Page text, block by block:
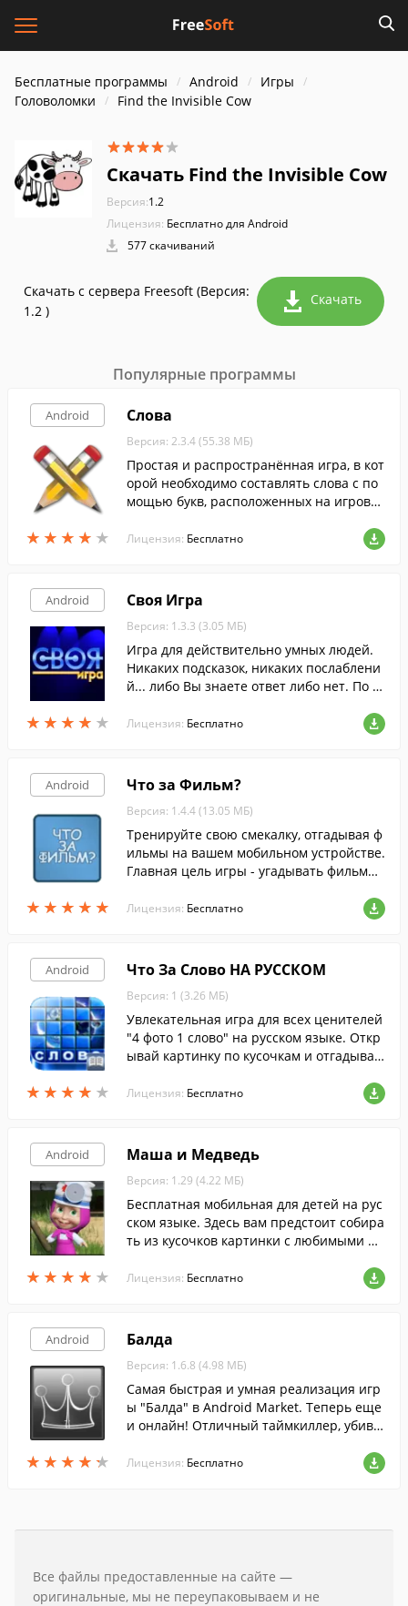
Бесплатные программы Android
Игры
Головоломки
Find the Invisible Cow
Скачать Find the Invisible Cow
Версия:1.2
Лицензия: Бесплатно для Android
577 скачиваний
Скачать с сервера Freesoft (Версия:
1.2 )
Скачать
Популярные программы
Android
★ ★ ★ ★ ★
★ ★ ★ ★ ★
Слова
Версия: 2.3.4 (55.38 МБ)
Простая и распространённая игра, в кот
орой необходимо составлять слова с по
мощью букв, расположенных на игрово
Лицензия: Бесплатно
Android
★ ★ ★ ★ ★
★ ★ ★ ★ ★
Своя Игра
Версия: 1.3.3 (3.05 МБ)
Игра для действительно умных людей.
Никаких подсказок, никаких послаблени
й... либо Вы знаете ответ либо нет. По м
pardy ).
Лицензия: Бесплатно
Android
★ ★ ★ ★ ★
★ ★ ★ ★ ★
Что за Фильм?
Версия: 1.4.4 (13.05 МБ)
Тренируйте свою смекалку, отгадывая ф
ильмы на вашем мобильном устройстве.
Главная цель игры - угадывать фильмы
Лицензия: Бесплатно
Android
★ ★ ★ ★ ★
★ ★ ★ ★ ★
Что За Слово НА РУССКОМ
Версия: 1 (3.26 МБ)
Увлекательная игра для всех ценителей
"4 фото 1 слово" на русском языке. Откр
ывай картинку по кусочкам и отгадывай
Лицензия: Бесплатно
Android
★ ★ ★ ★ ★
★ ★ ★ ★ ★
Маша и Медведь
Версия: 1.29 (4.22 МБ)
Бесплатная мобильная для детей на рус
ском языке. Здесь вам предстоит собира
ть из кусочков картинки с любимыми пе
Лицензия: Бесплатно
Android
★ ★ ★ ★ ★
★ ★ ★ ★ ★
Балда
Версия: 1.6.8 (4.98 МБ)
Самая быстрая и умная реализация игр
ы "Балда" в Android Market. Теперь еще
и онлайн! Отличный таймкиллер, убива
Лицензия: Бесплатно
Все файлы предоставленные на сайте —
оригинальные, мы не переупаковываем и не